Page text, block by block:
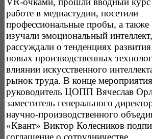
работе в медиастудии, посетили
профессиональные пробы, а также
изучали эмоциональный интеллект,
рассуждали о тенденциях развития
новых производственных
влиянии искусственного
рынок труда. В конце мероприятия
руководитель ЦОПП Вячеслав
заместитель генерального
научно-производственного
«Квант» Виктор Колесников
соглашение о сотрудничестве.